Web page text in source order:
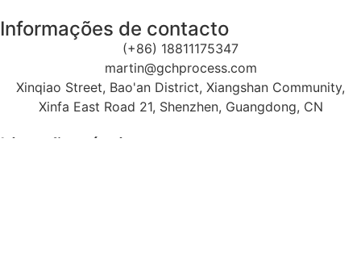
Informações de contacto
(+86) 18811175347
martin@gchprocess.com
Xinqiao Street, Bao'an District, Xiangshan Community,
Xinfa East Road 21, Shenzhen, Guangdong, CN
Ligações úteis